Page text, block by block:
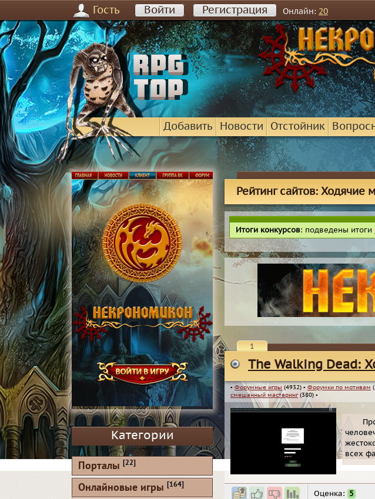
Гость Войти Регистрация Онлайн: 20
Добавить Новости Отстойник
Рейтинг сайтов: Ходячие
Итоги конкурсов: подведены итоги
1
The Walking Dead:
▪ Форумные игры (4932) ▪ Форумки по мотивам
смешанный мастеринг(380) ▪
всех
Оценка: 5
Категории
Порталы [22]
Онлайновые игры [164]